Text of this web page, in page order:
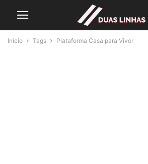
Início Tags Plataforma Casa para Viver